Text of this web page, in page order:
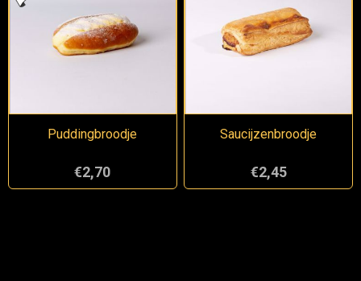
Puddingbroodje
€2,70
Saucijzenbroodje
€2,45